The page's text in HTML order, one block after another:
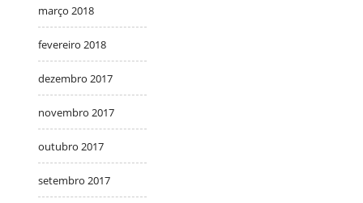
março 2018
fevereiro 2018
dezembro 2017
novembro 2017
outubro 2017
setembro 2017